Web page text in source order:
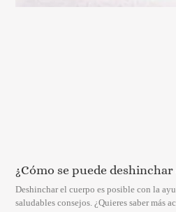
¿Cómo se puede
Deshinchar el cuerpo es posible con la
saludables consejos. ¿Quieres saber más